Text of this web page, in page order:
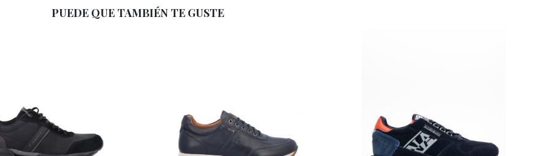
PUEDE QUE TAMBIÉN TE GUSTE